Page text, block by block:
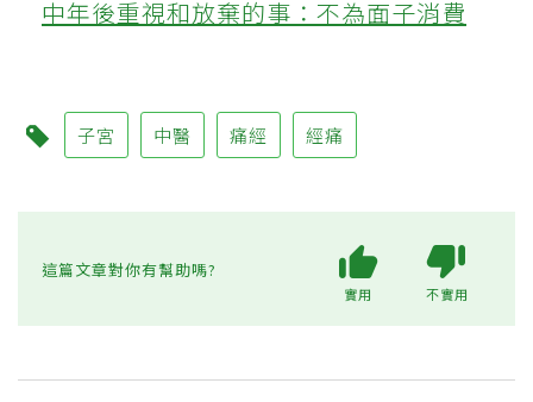
中年後重視和放棄的事：不為面子消費
子宮 中醫 痛經 經痛
這篇文章對你有幫助嗎?
實用 不實用